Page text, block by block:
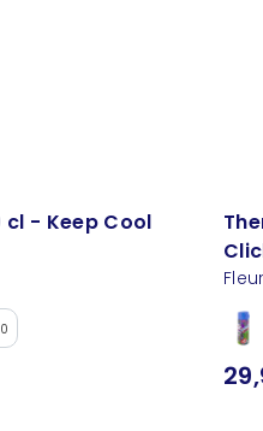
- Keep Cool